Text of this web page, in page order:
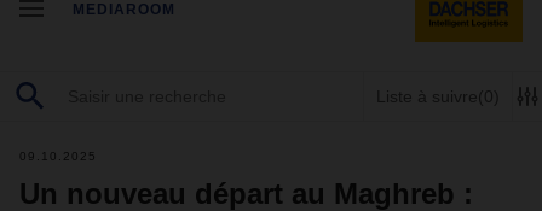
MEDIAROOM
Liste à suivre(0)
09.10.2025
Un nouveau départ au Maghreb :